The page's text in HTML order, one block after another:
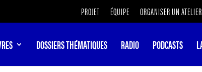
PROJET ÉQUIPE ORGANISER UN ATELIER
DOSSIERS THÉMATIQUES RADIO PODCASTS